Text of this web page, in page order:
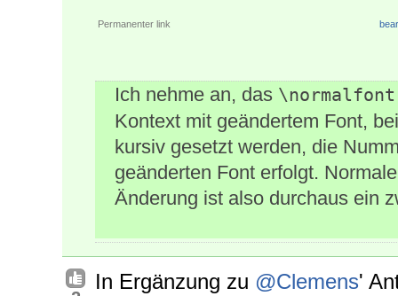
Permanenter link
Ich nehme an, das \normalfont
Kontext mit geändertem Font,
kursiv gesetzt werden, die
geänderten Font erfolgt.
Änderung ist also durchaus ein
In Ergänzung zu @Clemens'